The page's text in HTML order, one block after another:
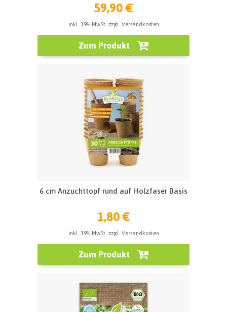
59,90 €
inkl. 19% MwSt. zzgl. Versandkosten
Zum Produkt
6 cm Anzuchttopf rund auf Holzfaser Basis
1,80 €
inkl. 19% MwSt. zzgl. Versandkosten
Zum Produkt